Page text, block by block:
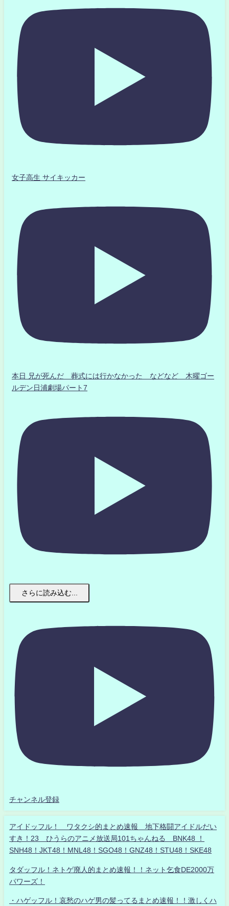
女子高生 サイキッカー
本日 兄が死んだ 葬式には行かなかった などなど 木曜ゴー
ルデン日浦劇場パート7
さらに読み込む...
チャンネル登録
アイドッフル！ ワタクシ的まとめ速報 地下格闘アイドルだい
すき！23 ひうらのアニメ放送局101ちゃんねる BNK48 ！
SNH48！JKT48！MNL48！SGO48！GNZ48！STU48！SKE48
タダッフル！ネトゲ廃人的まとめ速報！！ネット乞食DE2000万
パワーズ！
・ハゲッフル！哀愁のハゲ男の髪ってるまとめ速報！！激しくハ